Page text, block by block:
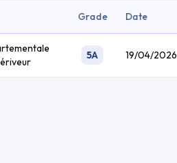
Grade Date
5A 19/04/2026